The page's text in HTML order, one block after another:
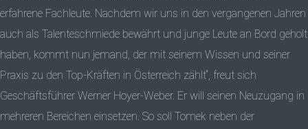
erfahrene Fachleute. Nachdem wir uns in den vergangenen Jahren
auch als Talenteschmiede bewährt und junge Leute an Bord geholt
haben, kommt nun jemand, der mit seinem Wissen und seiner
Praxis zu den Top-Kräften in Österreich zählt“, freut sich
Geschäftsführer Werner Hoyer-Weber. Er will seinen Neuzugang in
mehreren Bereichen einsetzen. So soll Tomek neben der